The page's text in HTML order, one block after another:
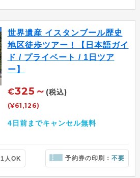
世界遺産 イスタンブール歴史
地区徒歩ツアー！【日本語ガイ
ド / プライベート / 1日ツア
ー】
€325～ (税込)
(¥61,126)
4日前までキャンセル無料
1人OK 予約券の印刷：不要